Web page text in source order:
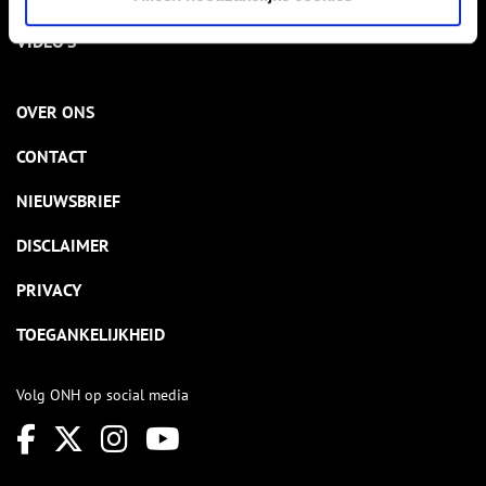
VIDEO’S
OVER ONS
CONTACT
NIEUWSBRIEF
DISCLAIMER
PRIVACY
TOEGANKELIJKHEID
Volg ONH op social media